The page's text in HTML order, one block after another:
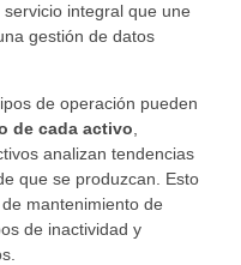
servicio integral que une
gestión de datos
de operación pueden
de cada activo
analizan tendencias
que se produzcan. Esto
mantenimiento de
de inactividad y